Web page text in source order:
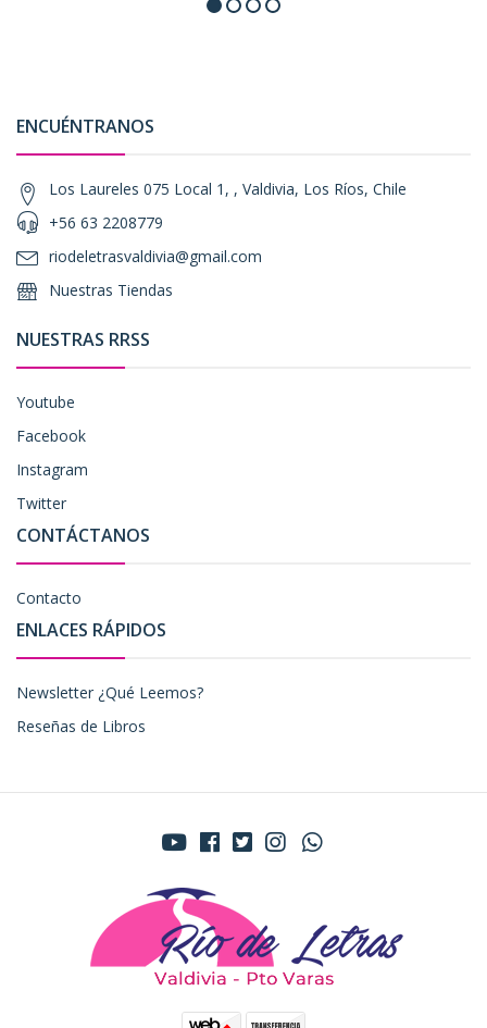
ENCUÉNTRANOS
Los Laureles 075 Local 1, , Valdivia, Los Ríos, Chile
+56 63 2208779
riodeletrasvaldivia@gmail.com
Nuestras Tiendas
NUESTRAS RRSS
Youtube
Facebook
Instagram
Twitter
CONTÁCTANOS
Contacto
ENLACES RÁPIDOS
Newsletter ¿Qué Leemos?
Reseñas de Libros